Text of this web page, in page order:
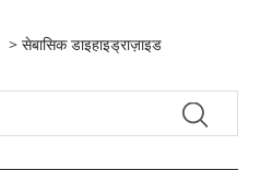
> सेबासिक डाइहाइड्राज़ाइड